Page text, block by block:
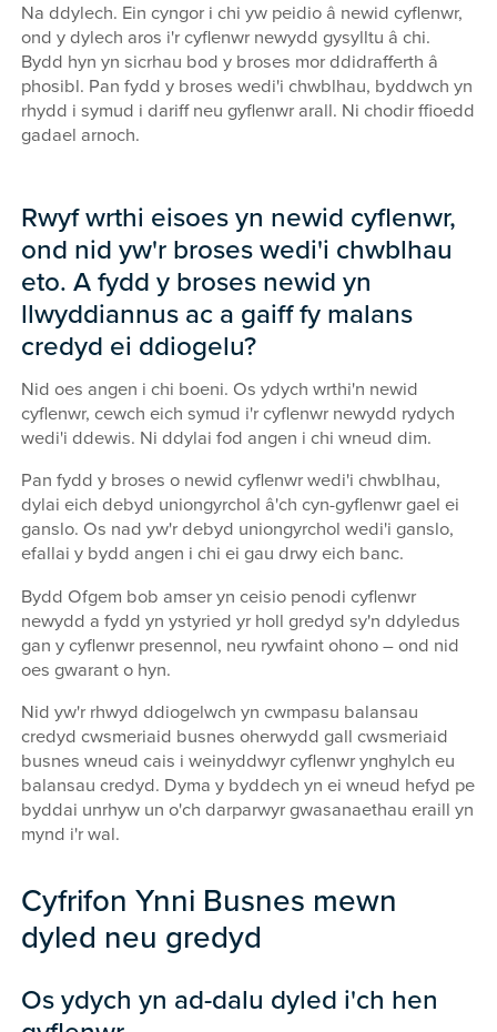
Na ddylech. Ein cyngor i chi yw peidio â newid cyflenwr,
ond y dylech aros i'r cyflenwr newydd gysylltu â chi.
Bydd hyn yn sicrhau bod y broses mor ddidrafferth â
phosibl. Pan fydd y broses wedi'i chwblhau, byddwch yn
rhydd i symud i dariff neu gyflenwr arall. Ni chodir ffioedd
gadael arnoch.
Rwyf wrthi eisoes yn newid cyflenwr,
ond nid yw'r broses wedi'i chwblhau
eto. A fydd y broses newid yn
llwyddiannus ac a gaiff fy malans
credyd ei ddiogelu?
Nid oes angen i chi boeni. Os ydych wrthi'n newid
cyflenwr, cewch eich symud i'r cyflenwr newydd rydych
wedi'i ddewis. Ni ddylai fod angen i chi wneud dim.
Pan fydd y broses o newid cyflenwr wedi'i chwblhau,
dylai eich debyd uniongyrchol â'ch cyn-gyflenwr gael ei
ganslo. Os nad yw'r debyd uniongyrchol wedi'i ganslo,
efallai y bydd angen i chi ei gau drwy eich banc.
Bydd Ofgem bob amser yn ceisio penodi cyflenwr
newydd a fydd yn ystyried yr holl gredyd sy'n ddyledus
gan y cyflenwr presennol, neu rywfaint ohono – ond nid
oes gwarant o hyn.
Nid yw'r rhwyd ddiogelwch yn cwmpasu balansau
credyd cwsmeriaid busnes oherwydd gall cwsmeriaid
busnes wneud cais i weinyddwyr cyflenwr ynghylch eu
balansau credyd. Dyma y byddech yn ei wneud hefyd pe
byddai unrhyw un o'ch darparwyr gwasanaethau eraill yn
mynd i'r wal.
Cyfrifon Ynni Busnes mewn
dyled neu gredyd
Os ydych yn ad-dalu dyled i'ch hen